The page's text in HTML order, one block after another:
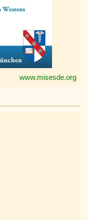
www.misesde.org